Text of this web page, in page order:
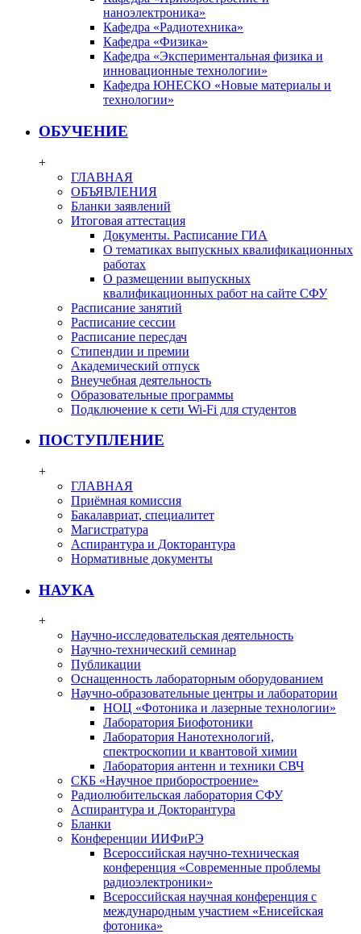
наноэлектроника»
Кафедра «Радиотехника»
Кафедра «Физика»
Кафедра «Экспериментальная физика и
инновационные технологии»
Кафедра ЮНЕСКО «Новые материалы и
технологии»
ОБУЧЕНИЕ
+
ГЛАВНАЯ
ОБЪЯВЛЕНИЯ
Бланки заявлений
Итоговая аттестация
Документы. Расписание ГИА
О тематиках выпускных квалификационных
работах
О размещении выпускных
квалификационных работ на сайте СФУ
Расписание занятий
Расписание сессии
Расписание пересдач
Стипендии и премии
Академический отпуск
Внеучебная деятельность
Образовательные программы
Подключение к сети Wi-Fi для студентов
ПОСТУПЛЕНИЕ
+
ГЛАВНАЯ
Приёмная комиссия
Бакалавриат, специалитет
Магистратура
Аспирантура и Докторантура
Нормативные документы
НАУКА
+
Научно-исследовательская деятельность
Научно-технический семинар
Публикации
Оснащенность лабораторным оборудованием
Научно-образовательные центры и лаборатории
НОЦ «Фотоника и лазерные технологии»
Лаборатория Биофотоники
Лаборатория Нанотехнологий,
спектроскопии и квантовой химии
Лаборатория антенн и техники СВЧ
СКБ «Научное приборостроение»
Радиолюбительская лаборатория СФУ
Аспирантура и Докторантура
Бланки
Конференции ИИФиРЭ
Всероссийская научно-техническая
конференция «Современные проблемы
радиоэлектроники»
Всероссийская научная конференция с
международным участием «Енисейская
фотоника»